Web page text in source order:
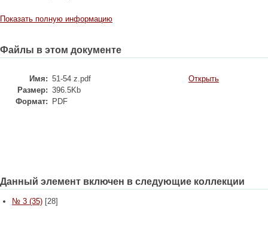
Показать полную информацию
Файлы в этом документе
Имя: 51-54 z.pdf
Размер: 396.5Kb
Формат:
PDF
Открыть
Данный элемент включен в следующие коллекции
№ 3 (35) [28]